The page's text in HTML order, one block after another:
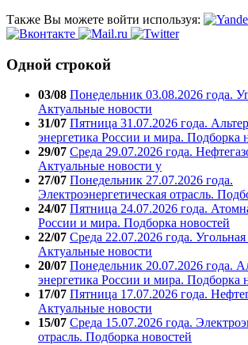
Также Вы можете войти используя:
Одной строкой
03/08 Понедельник 03.08.2026 года.
Актуальные новости
31/07 Пятница 31.07.2026 года.
энергетика России и мира. Подборка
29/07 Среда 29.07.2026 года.
Актуальные новости у
27/07 Понедельник 27.07.2026 года.
Электроэнергетическая отрасль.
24/07 Пятница 24.07.2026 года.
России и мира. Подборка новостей
22/07 Среда 22.07.2026 года. Угольная
Актуальные новости
20/07 Понедельник 20.07.2026 года.
энергетика России и мира. Подборка
17/07 Пятница 17.07.2026 года.
Актуальные новости
15/07 Среда 15.07.2026 года.
отрасль. Подборка новостей